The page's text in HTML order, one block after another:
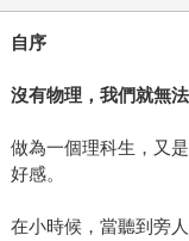
自序
沒有物理，我們就無法
做為一個理科生，又
好感。
在小時候，當聽到旁